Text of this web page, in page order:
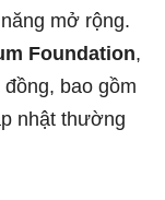
mở rộng.
Foundation,
bao gồm
nhật thường